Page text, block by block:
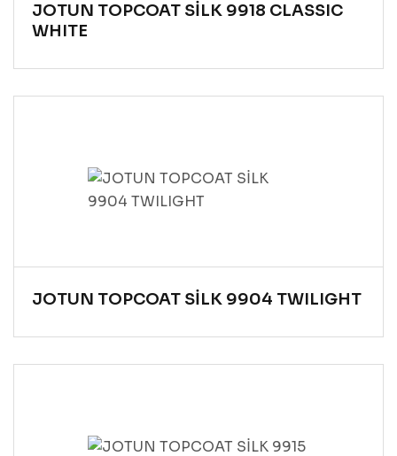
JOTUN TOPCOAT SİLK 9918 CLASSIC
WHITE
JOTUN TOPCOAT SİLK 9904 TWILIGHT